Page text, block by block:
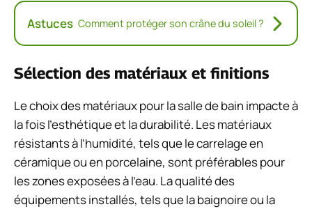
Astuces Comment protéger son crâne du soleil ?
Sélection des matériaux et finitions
Le choix des matériaux pour la salle de bain impacte à
la fois l’esthétique et la durabilité. Les matériaux
résistants à l’humidité, tels que le carrelage en
céramique ou en porcelaine, sont préférables pour
les zones exposées à l’eau. La qualité des
équipements installés, tels que la baignoire ou la